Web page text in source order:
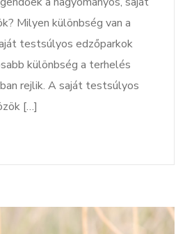
Milyen különbség van a
testsúlyos edzőparkok
különbség a terhelés
rejlik. A saját testsúlyos
[…]